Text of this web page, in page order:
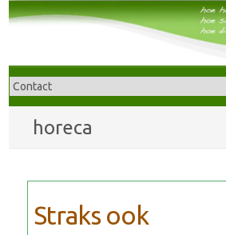
horeca
Straks ook